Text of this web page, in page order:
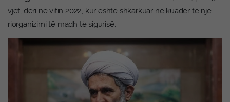
vjet, deri në vitin 2022, kur është shkarkuar në kuadër të një
riorganizimi të madh të sigurisë.